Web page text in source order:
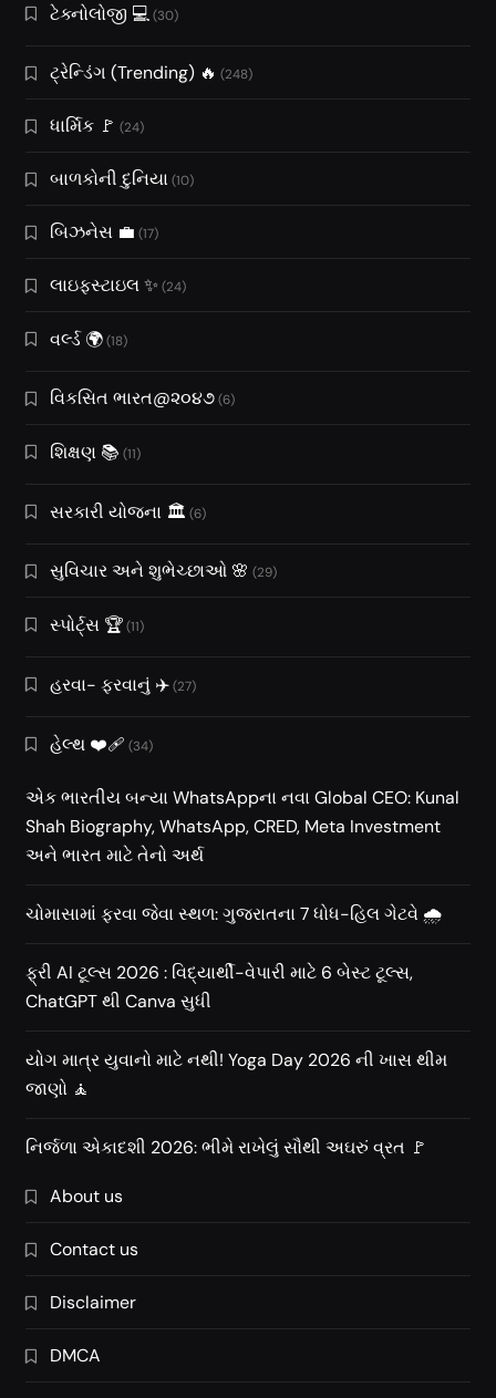
ટેક્નોલોજી 💻(30)
ટ્રેન્ડિંગ (Trending) 🔥 (248)
ધાર્મિક 🚩 (24)
બાળકોની દુનિયા(10)
બિઝનેસ 💼 (17)
લાઇફસ્ટાઇલ ✨ (24)
વર્લ્ડ 🌍(18)
વિકસિત ભારત@૨૦૪૭(6)
શિક્ષણ 📚 (11)
સરકારી યોજના 🏛️ (6)
સુવિચાર અને શુભેચ્છાઓ 🌸 (29)
સ્પોર્ટ્સ 🏆(11)
હરવા- ફરવાનું ✈️(27)
હેલ્થ ❤️‍🩹 (34)
એક ભારતીય બન્યા WhatsAppના નવા Global CEO: Kunal
Shah Biography, WhatsApp, CRED, Meta Investment
અને ભારત માટે તેનો અર્થ
ચોમાસામાં ફરવા જેવા સ્થળ: ગુજરાતના 7 ધોધ-હિલ ગેટવે 🌧️
ફ્રી AI ટૂલ્સ 2026 : વિદ્યાર્થી-વેપારી માટે 6 બેસ્ટ ટૂલ્સ,
ChatGPT થી Canva સુધી
યોગ માત્ર યુવાનો માટે નથી! Yoga Day 2026 ની ખાસ થીમ
જાણો 🧘
નિર્જળા એકાદશી 2026: ભીમે રાખેલું સૌથી અઘરું વ્રત 🚩
About us
Contact us
Disclaimer
DMCA